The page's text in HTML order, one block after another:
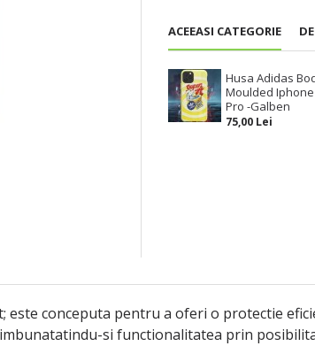
ACEEASI CATEGORIE
Husa Adidas
Moulded Iphone
Pro -Galben
75,00 Lei
este conceputa pentru a oferi o protectie
si functionalitatea prin